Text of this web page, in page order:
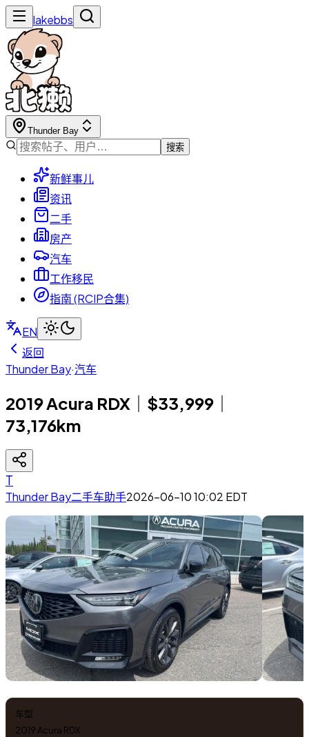
lakebbs
Thunder Bay
搜索
新鲜事儿
资讯
二手
房产
汽车
工作移民
指南 (RCIP合集)
EN
返回
Thunder Bay·汽车
2019 Acura RDX｜$33,999｜
73,176km
T
Thunder Bay二手车助手2026-06-10 10:02 EDT
车型
2019 Acura RDX